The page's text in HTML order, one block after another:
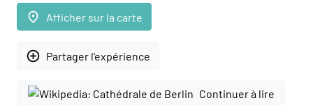
place Afficher sur la carte
add_circle_outline Partager l'expérience
Continuer à lire